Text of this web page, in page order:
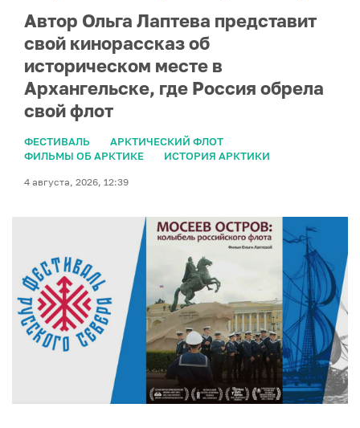
Автор Ольга Лаптева представит
свой кинорассказ об
историческом месте в
Архангельске, где Россия обрела
свой флот
ФЕСТИВАЛЬ
АРКТИЧЕСКИЙ ФЛОТ
ФИЛЬМЫ ОБ АРКТИКЕ
ИСТОРИЯ АРКТИКИ
4 августа, 2026, 12:39